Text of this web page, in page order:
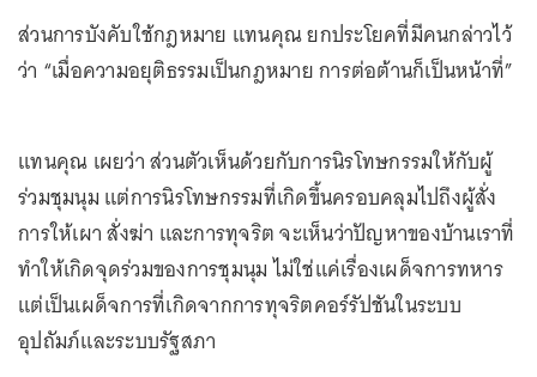
ส่วนการบังคับใช้กฎหมาย แทนคุณ ยกประโยคที่มีคนกล่าวไว้
ว่า “เมื่อความอยุติธรรมเป็นกฎหมาย การต่อต้านก็เป็นหน้าที่”
แทนคุณ เผยว่า ส่วนตัวเห็นด้วยกับการนิรโทษกรรมให้กับผู้
ร่วมชุมนุม แต่การนิรโทษกรรมที่เกิดขึ้นครอบคลุมไปถึงผู้สั่ง
การให้เผา สั่งฆ่า และการทุจริต จะเห็นว่าปัญหาของบ้านเราที่
ทำให้เกิดจุดร่วมของการชุมนุม ไม่ใช่แค่เรื่องเผด็จการทหาร
แต่เป็นเผด็จการที่เกิดจากการทุจริตคอร์รัปชันในระบบ
อุปถัมภ์และระบบรัฐสภา